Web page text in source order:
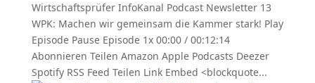
Wirtschaftsprüfer InfoKanal Podcast Newsletter 13
WPK: Machen wir gemeinsam die Kammer stark! Play
Episode Pause Episode 1x 00:00 / 00:12:14
Abonnieren Teilen Amazon Apple Podcasts Deezer
Spotify RSS Feed Teilen Link Embed <blockquote...